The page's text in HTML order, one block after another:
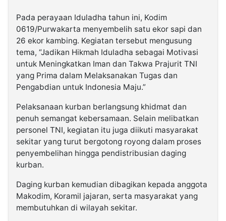
Pada perayaan Iduladha tahun ini, Kodim
0619/Purwakarta menyembelih satu ekor sapi dan
26 ekor kambing. Kegiatan tersebut mengusung
tema, “Jadikan Hikmah Iduladha sebagai Motivasi
untuk Meningkatkan Iman dan Takwa Prajurit TNI
yang Prima dalam Melaksanakan Tugas dan
Pengabdian untuk Indonesia Maju.”
Pelaksanaan kurban berlangsung khidmat dan
penuh semangat kebersamaan. Selain melibatkan
personel TNI, kegiatan itu juga diikuti masyarakat
sekitar yang turut bergotong royong dalam proses
penyembelihan hingga pendistribusian daging
kurban.
Daging kurban kemudian dibagikan kepada anggota
Makodim, Koramil jajaran, serta masyarakat yang
membutuhkan di wilayah sekitar.